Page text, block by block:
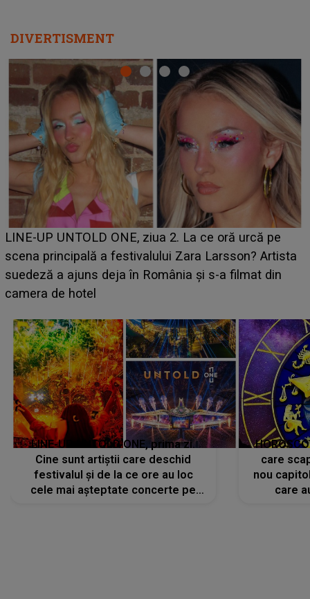
DIVERTISMENT
Ce a dezvăluit noua concurentă din "Casa Iubirii" l-a
luat prin surprindere pe Emanuel. CINE ESTE
BĂIATUL VIZAT de Alexandra?! Aflându-se în fața
faptului împlinit, A RECUNOSCUT IMEDIAT: "Am
LINE-UP UNTOLD ONE, prima zi.
Cine sunt artiștii care deschid
festivalul și de la ce ore au loc
cele mai așteptate concerte pe
care
nou
care